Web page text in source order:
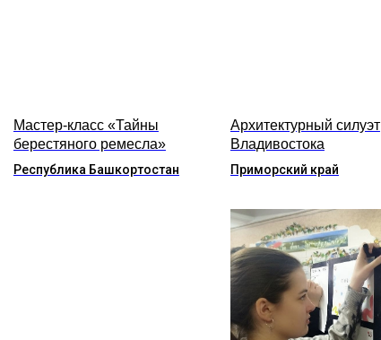
Мастер-класс «Тайны
берестяного ремесла»
Республика Башкортостан
Архитектурный силуэт
Владивостока
Приморский край